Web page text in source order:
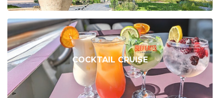
COCKTAIL CRUISE